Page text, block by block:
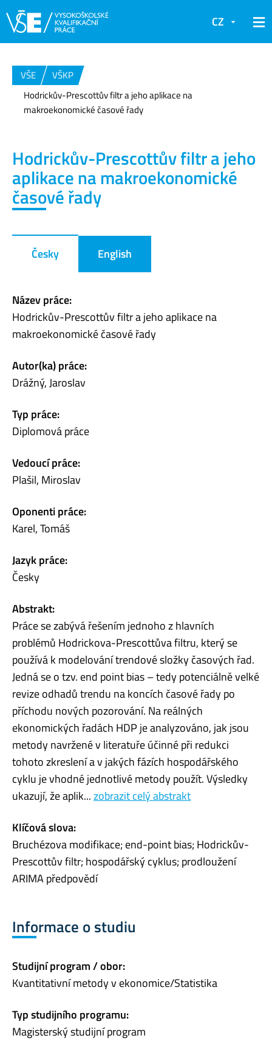
CZ
VŠE
VŠKP
Hodrickův-Prescottův filtr a jeho aplikace na
makroekonomické časové řady
Hodrickův-Prescottův filtr a jeho
aplikace na makroekonomické
časové řady
Česky English
Název práce:
Hodrickův-Prescottův filtr a jeho aplikace na
makroekonomické časové řady
Autor(ka) práce:
Drážný, Jaroslav
Typ práce:
Diplomová práce
Vedoucí práce:
Plašil, Miroslav
Oponenti práce:
Karel, Tomáš
Jazyk práce:
Česky
Abstrakt:
Práce se zabývá řešením jednoho z hlavních
problémů Hodrickova-Prescottůva filtru, který se
používá k modelování trendové složky časových řad.
Jedná se o tzv. end point bias – tedy potenciálně velké
revize odhadů trendu na koncích časové řady po
příchodu nových pozorování. Na reálných
ekonomických řadách HDP je analyzováno, jak jsou
metody navržené v literatuře účinné při redukci
tohoto zkreslení a v jakých fázích hospodářského
cyklu je vhodné jednotlivé metody použít. Výsledky
ukazují, že aplik...zobrazit celý abstrakt
Klíčová slova:
Bruchézova modifikace; end-point bias; Hodrickův-
Prescottův filtr; hospodářský cyklus; prodloužení
ARIMA předpovědí
Informace o studiu
Studijní program / obor:
Kvantitativní metody v ekonomice/Statistika
Typ studijního programu:
Magisterský studijní program